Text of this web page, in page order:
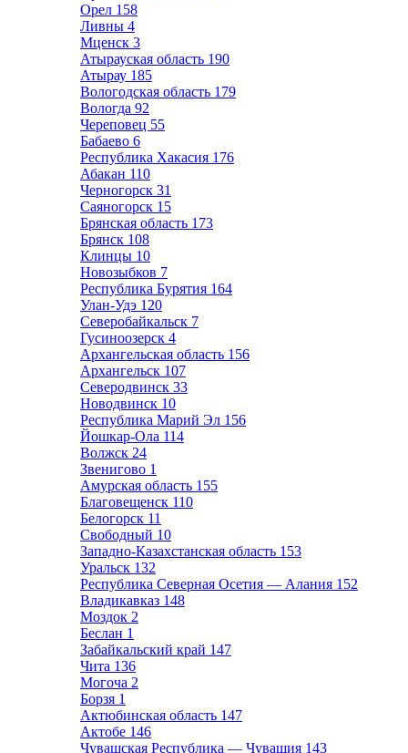
Орел 158
Ливны 4
Мценск 3
Атырауская область 190
Атырау 185
Вологодская область 179
Вологда 92
Череповец 55
Бабаево 6
Республика Хакасия 176
Абакан 110
Черногорск 31
Саяногорск 15
Брянская область 173
Брянск 108
Клинцы 10
Новозыбков 7
Республика Бурятия 164
Улан-Удэ 120
Северобайкальск 7
Гусиноозерск 4
Архангельская область 156
Архангельск 107
Северодвинск 33
Новодвинск 10
Республика Марий Эл 156
Йошкар-Ола 114
Волжск 24
Звенигово 1
Амурская область 155
Благовещенск 110
Белогорск 11
Свободный 10
Западно-Казахстанская область 153
Уральск 132
Республика Северная Осетия — Алания 152
Владикавказ 148
Моздок 2
Беслан 1
Забайкальский край 147
Чита 136
Могоча 2
Борзя 1
Актюбинская область 147
Актобе 146
Чувашская Республика — Чувашия 143